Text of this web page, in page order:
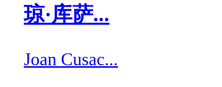
琼·库萨...
Joan Cusac...